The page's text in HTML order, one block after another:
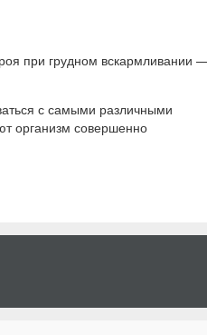
при грудном вскармливании
с самыми различными
организм совершенно